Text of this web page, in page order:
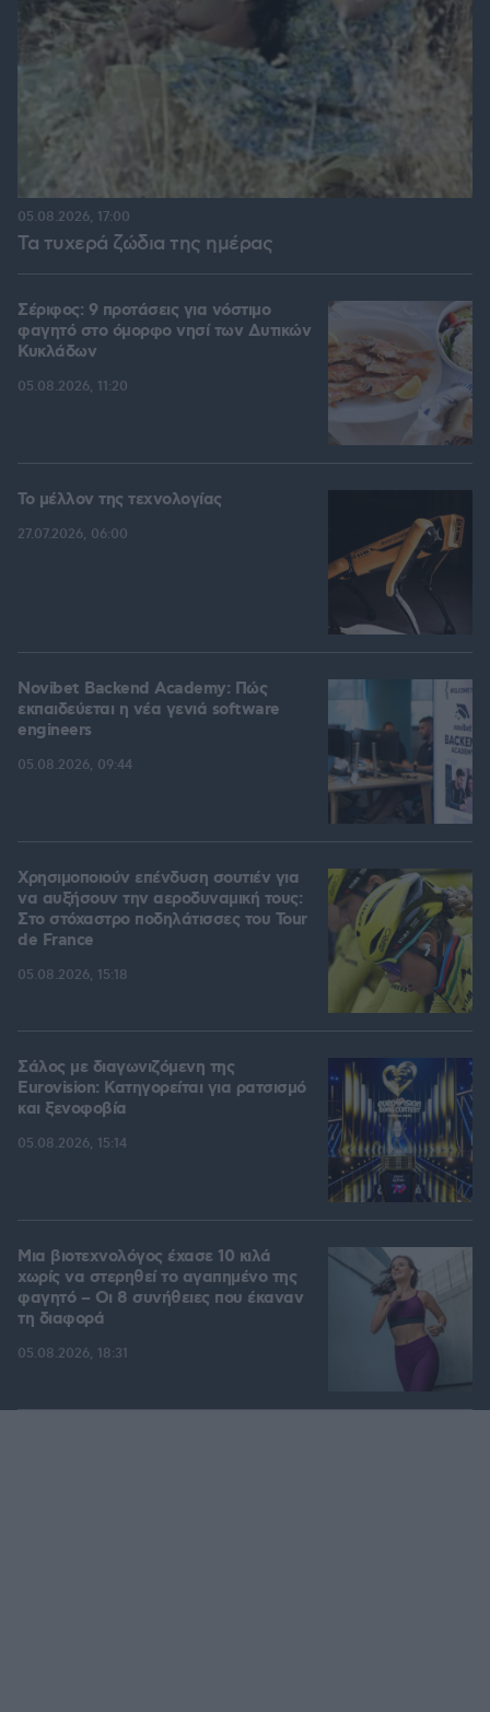
Τα τυχερά ζώδια της ημέρας
05.08.2026, 17:00
Σέριφος: 9 προτάσεις για νόστιμο
φαγητό στο όμορφο νησί των Δυτικών
Κυκλάδων
05.08.2026, 11:20
Το μέλλον της τεχνολογίας
27.07.2026, 06:00
Novibet Backend Academy: Πώς
εκπαιδεύεται η νέα γενιά software
engineers
05.08.2026, 09:44
Χρησιμοποιούν επένδυση σουτιέν για
να αυξήσουν την αεροδυναμική τους:
Στο στόχαστρο ποδηλάτισσες του Tour
de France
05.08.2026, 15:18
Σάλος με διαγωνιζόμενη της
Eurovision: Κατηγορείται για ρατσισμό
και ξενοφοβία
05.08.2026, 15:14
Μια βιοτεχνολόγος έχασε 10 κιλά
χωρίς να στερηθεί το αγαπημένο της
φαγητό – Οι 8 συνήθειες που έκαναν
τη διαφορά
05.08.2026, 18:31